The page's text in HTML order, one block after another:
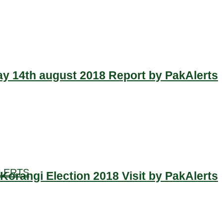
14th august 2018 Report by PakAlerts
Election 2018 Visit by PakAlerts